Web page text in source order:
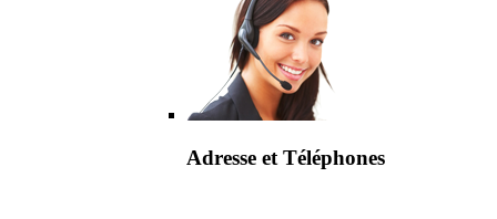
Adresse et Téléphones